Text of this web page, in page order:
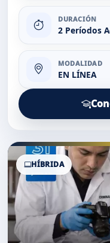
DURACIÓN
2 Períodos
MODALIDAD
EN LÍNEA
HÍBRIDA